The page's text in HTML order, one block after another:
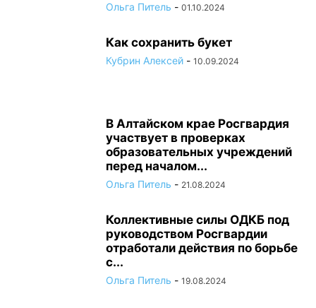
Ольга Питель - 01.10.2024
Как сохранить букет
Кубрин Алексей - 10.09.2024
В Алтайском крае Росгвардия
участвует в проверках
образовательных учреждений
перед началом...
Ольга Питель - 21.08.2024
Коллективные силы ОДКБ под
руководством Росгвардии
отработали действия по борьбе
с...
Ольга Питель - 19.08.2024